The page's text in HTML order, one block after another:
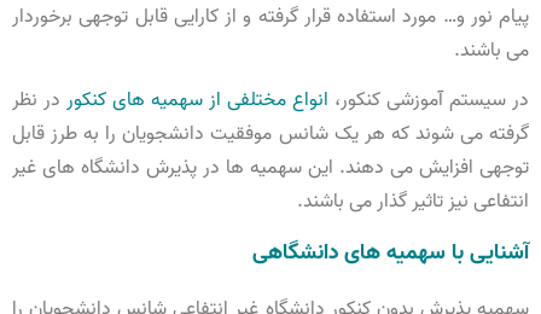
پیام نور و… مورد استفاده قرار گرفته و از کارایی قابل توجهی برخوردار
می باشند.
در سیستم آموزشی کنکور، انواع مختلفی از سهمیه های کنکوردر نظر
گرفته می شوند که هر یک شانس موفقیت دانشجویان را به طرز قابل
توجهی افزایش می دهند. این سهمیه ها در پذیرش دانشگاه های غیر
انتفاعی نیز تاثیر گذار می باشند.
آشنایی با سهمیه های دانشگاهی